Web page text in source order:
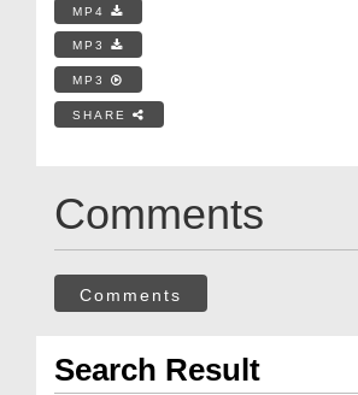
MP4
MP3
MP3
SHARE
Comments
Comments
Search Result